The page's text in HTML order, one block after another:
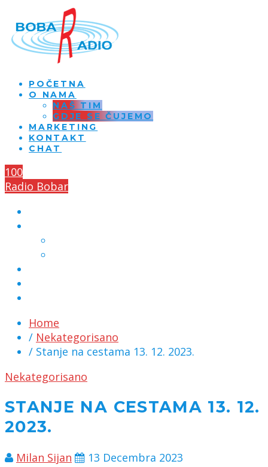
POČETNA
O NAMA
NAŠ TIM
GDJE SE ČUJEMO
MARKETING
KONTAKT
CHAT
100
Radio Bobar
Home
/ Nekategorisano
/ Stanje na cestama 13. 12. 2023.
Nekategorisano
STANJE NA CESTAMA 13. 12.
2023.
Milan Sijan 13 Decembra 2023